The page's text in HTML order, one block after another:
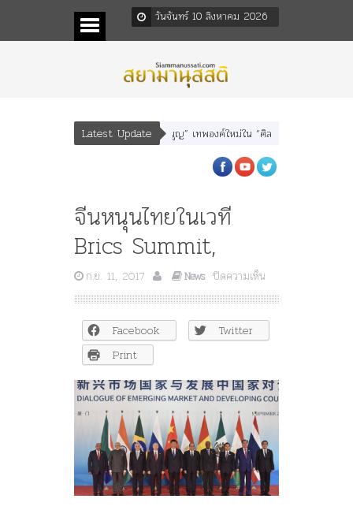
วันจันทร์ 10 สิงหาคม 2026
Latest Update
“อรุณเทพบุตร” และ “เทพีรัฐธรรมนูญ” เทพองค์ใหม่ใน “ศิลปะคณะราษฎร”
จีนหนุนไทยในเวที
Brics Summit,
ก.ย. 11, 2017 News ปิดความเห็น
จีน
หนุน
ไทย
ใน
Summit,
Facebook
Twitter
Print